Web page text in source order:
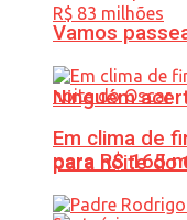
Ninguém
para R$ 165
Vamos
Em clima de
para noite do